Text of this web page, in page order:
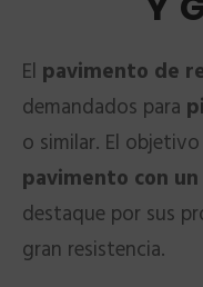
El pavimento de
demandados para
o similar. El
pavimento con
destaque por sus
gran resistencia.